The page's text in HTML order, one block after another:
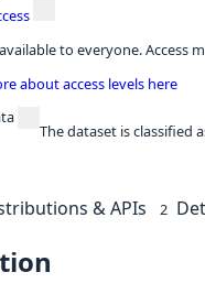
to everyone. Access
about access levels here
The dataset is classified
& APIs 2